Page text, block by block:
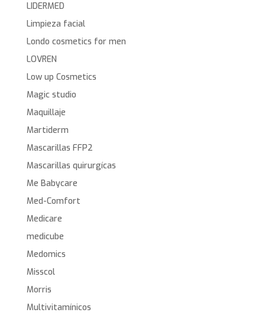
LIDERMED
Limpieza facial
Londo cosmetics for men
LOVREN
Low up Cosmetics
Magic studio
Maquillaje
Martiderm
Mascarillas FFP2
Mascarillas quirurgícas
Me Babycare
Med-Comfort
Medicare
medicube
Medomics
Misscol
Morris
Multivitamínicos